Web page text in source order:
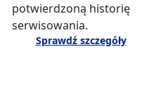
potwierdzoną historię
serwisowania.
Sprawdź szczegóły